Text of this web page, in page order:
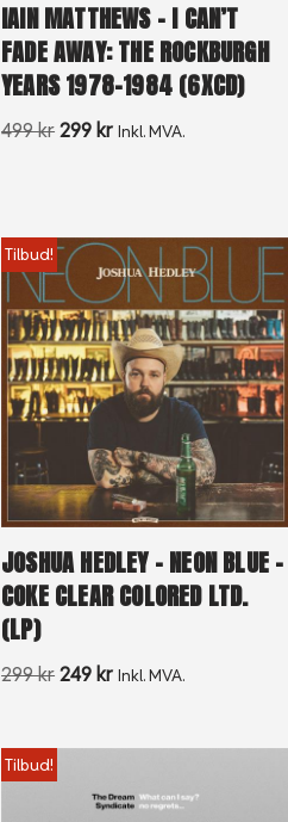
IAIN MATTHEWS – I CAN’T
FADE AWAY: THE ROCKBURGH
YEARS 1978-1984 (6XCD)
499kr299kr Inkl. MVA.
Tilbud!
JOSHUA HEDLEY – NEON BLUE –
COKE CLEAR COLORED LTD.
(LP)
299kr249 kr Inkl. MVA.
Tilbud!